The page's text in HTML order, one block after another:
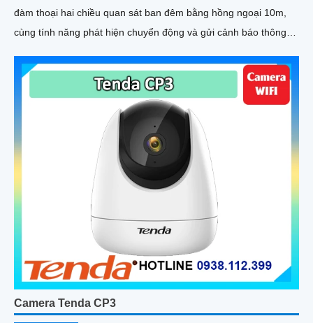
đàm thoại hai chiều quan sát ban đêm bằng hồng ngoại 10m,
cùng tính năng phát hiện chuyển động và gửi cảnh báo thông
Camera Tenda CP3